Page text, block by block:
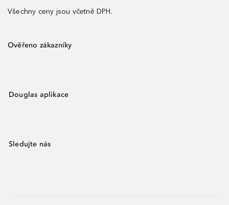
Všechny ceny jsou včetně DPH.
Ověřeno zákazníky
Douglas aplikace
Sledujte nás